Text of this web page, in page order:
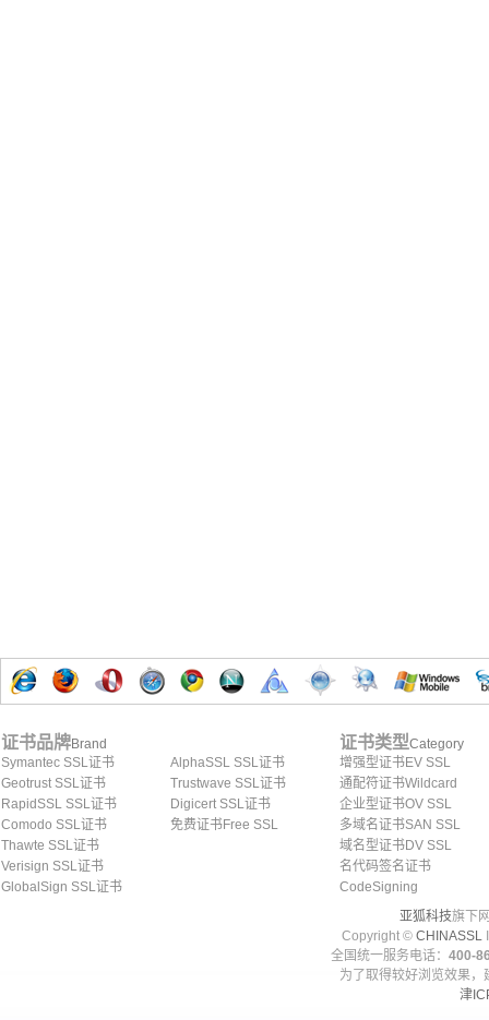
证书品牌Brand
Symantec SSL证书
Geotrust SSL证书
RapidSSL SSL证书
Comodo SSL证书
Thawte SSL证书
Verisign SSL证书
GlobalSign SSL证书
AlphaSSL SSL证书
Trustwave SSL证书
Digicert SSL证书
免费证书Free SSL
证书类型Category
增强型证书EV SSL
通配符证书Wildcard
企业型证书OV SSL
多域名证书SAN SSL
域名型证书DV SSL
名代码签名证书
CodeSigning
亚狐科技旗下
Copyright © CHINASSL
全国统一服务电话： 400-
为了取得较好浏览效果
津